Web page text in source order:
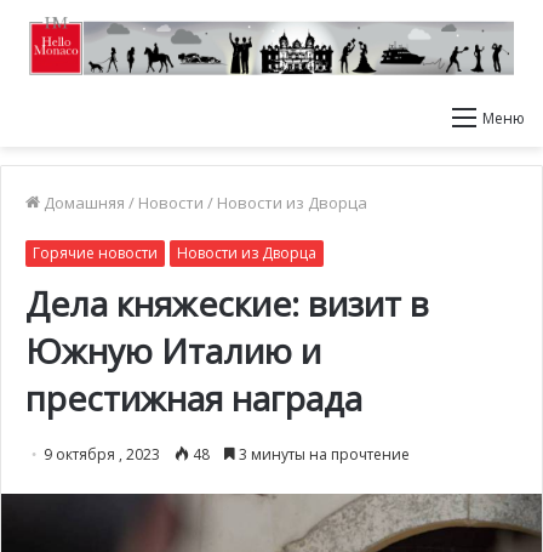
Меню
Домашняя / Новости / Новости из Дворца
Горячие новости Новости из Дворца
Дела княжеские: визит в
Южную Италию и
престижная награда
9 октября , 2023 48 3 минуты на прочтение